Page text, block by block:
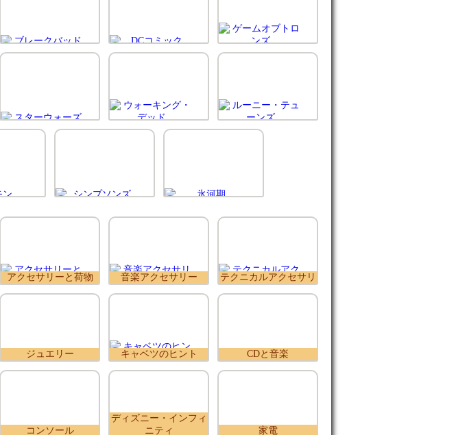
アクセサリーと荷物 音楽アクセサリー テクニカルアクセサリ
ジュエリー キャベツのヒント CDと音楽
コンソール
ディズニー・インフィ
ニティ
家電